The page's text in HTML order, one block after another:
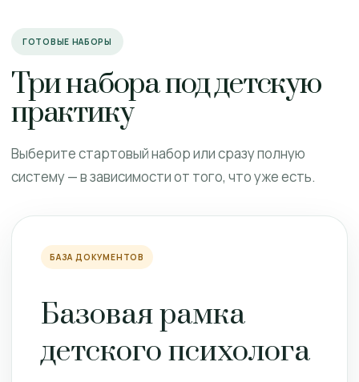
ГОТОВЫЕ НАБОРЫ
Три набора под детскую
практику
Выберите стартовый набор или сразу полную
систему — в зависимости от того, что уже есть.
БАЗА ДОКУМЕНТОВ
Базовая рамка
детского психолога